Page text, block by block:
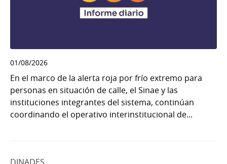
01/08/2026
En el marco de la alerta roja por frío extremo para
personas en situación de calle, el Sinae y las
instituciones integrantes del sistema, continúan
coordinando el operativo interinstitucional de...